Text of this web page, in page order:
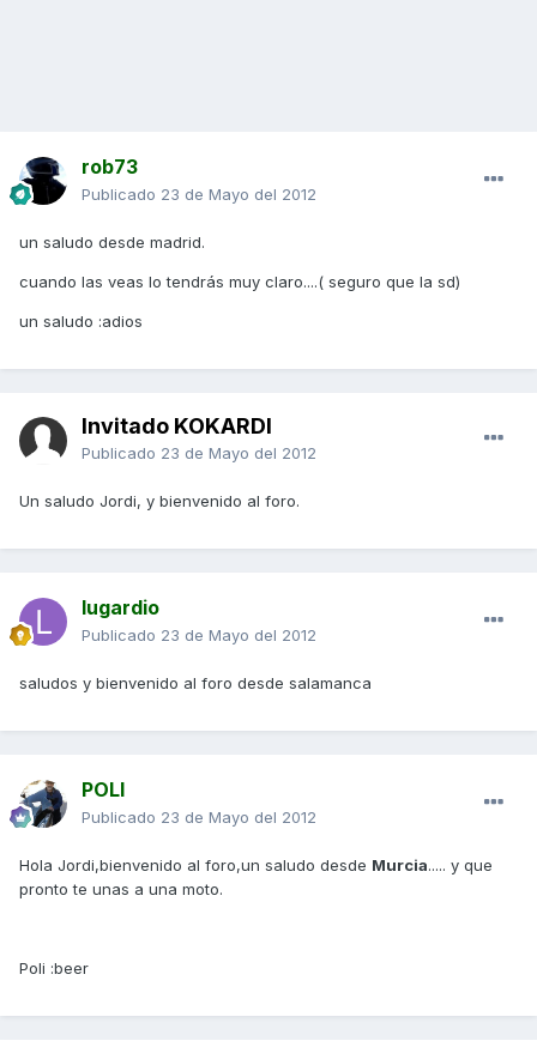
rob73
Publicado 23 de Mayo del 2012
un saludo desde madrid.
cuando las veas lo tendrás muy claro....( seguro que la sd)
un saludo :adios
Invitado KOKARDI
Publicado 23 de Mayo del 2012
Un saludo Jordi, y bienvenido al foro.
lugardio
Publicado 23 de Mayo del 2012
saludos y bienvenido al foro desde salamanca
POLI
Publicado 23 de Mayo del 2012
Hola Jordi,bienvenido al foro,un saludo desde Murcia..... y que
pronto te unas a una moto.
Poli :beer